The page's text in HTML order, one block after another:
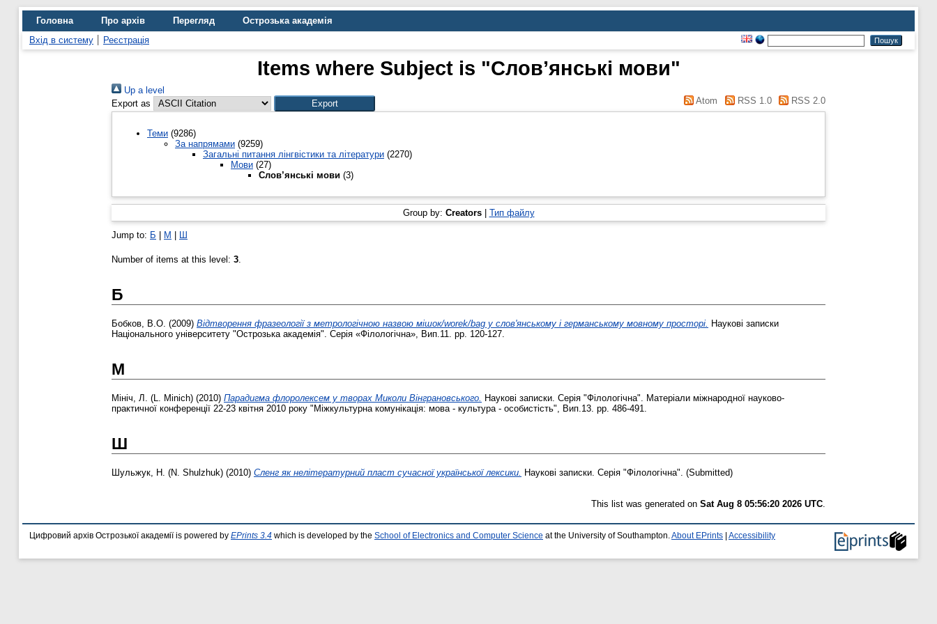
Головна Про архів Перегляд
Острозька академія
Вхід в систему
Реєстрація
Items where Subject is "Слов’янські мови"
Up a level
Export as
Atom RSS 1.0 RSS 2.0
Теми (9286)
За напрямами (9259)
Загальні питання лінгвістики та літератури (2270)
Мови (27)
Слов’янські мови (3)
Group by: Creators| Тип файлу
Jump to: Б | М | Ш
Number of items at this level: 3
Б
Бобков, В.О. (2009) Відтворення фразеології з метрологічною назвою мішок/worek/bag у слов'янському і германському мовному просторі. Наукові записки
Національного університету "Острозька академія". Серія «Філологічна», Вип.11. pp. 120-127.
М
Мініч, Л. (L. Minich) (2010) Парадигма флоролексем у творах Миколи Вінграновського.
Наукові записки. Серія "Філологічна". Матеріали міжнародної науково-
практичної конференції 22-23 квітня 2010 року "Міжкультурна комунікація: мова - культура - особистість", Вип.13. pp. 486-491.
Ш
Шульжук, Н. (N. Shulzhuk) (2010) Сленг як нелітературний пласт сучасної української лексики. Наукові записки. Серія "Філологічна". (Submitted)
This list was generated on Sat Aug 8 05:56:20 2026 UTC
Цифровий архів Острозької академії is powered by EPrints 3.4 which is developed by the School of Electronics and Computer Science at the University of Southampton. About EPrints Accessibility